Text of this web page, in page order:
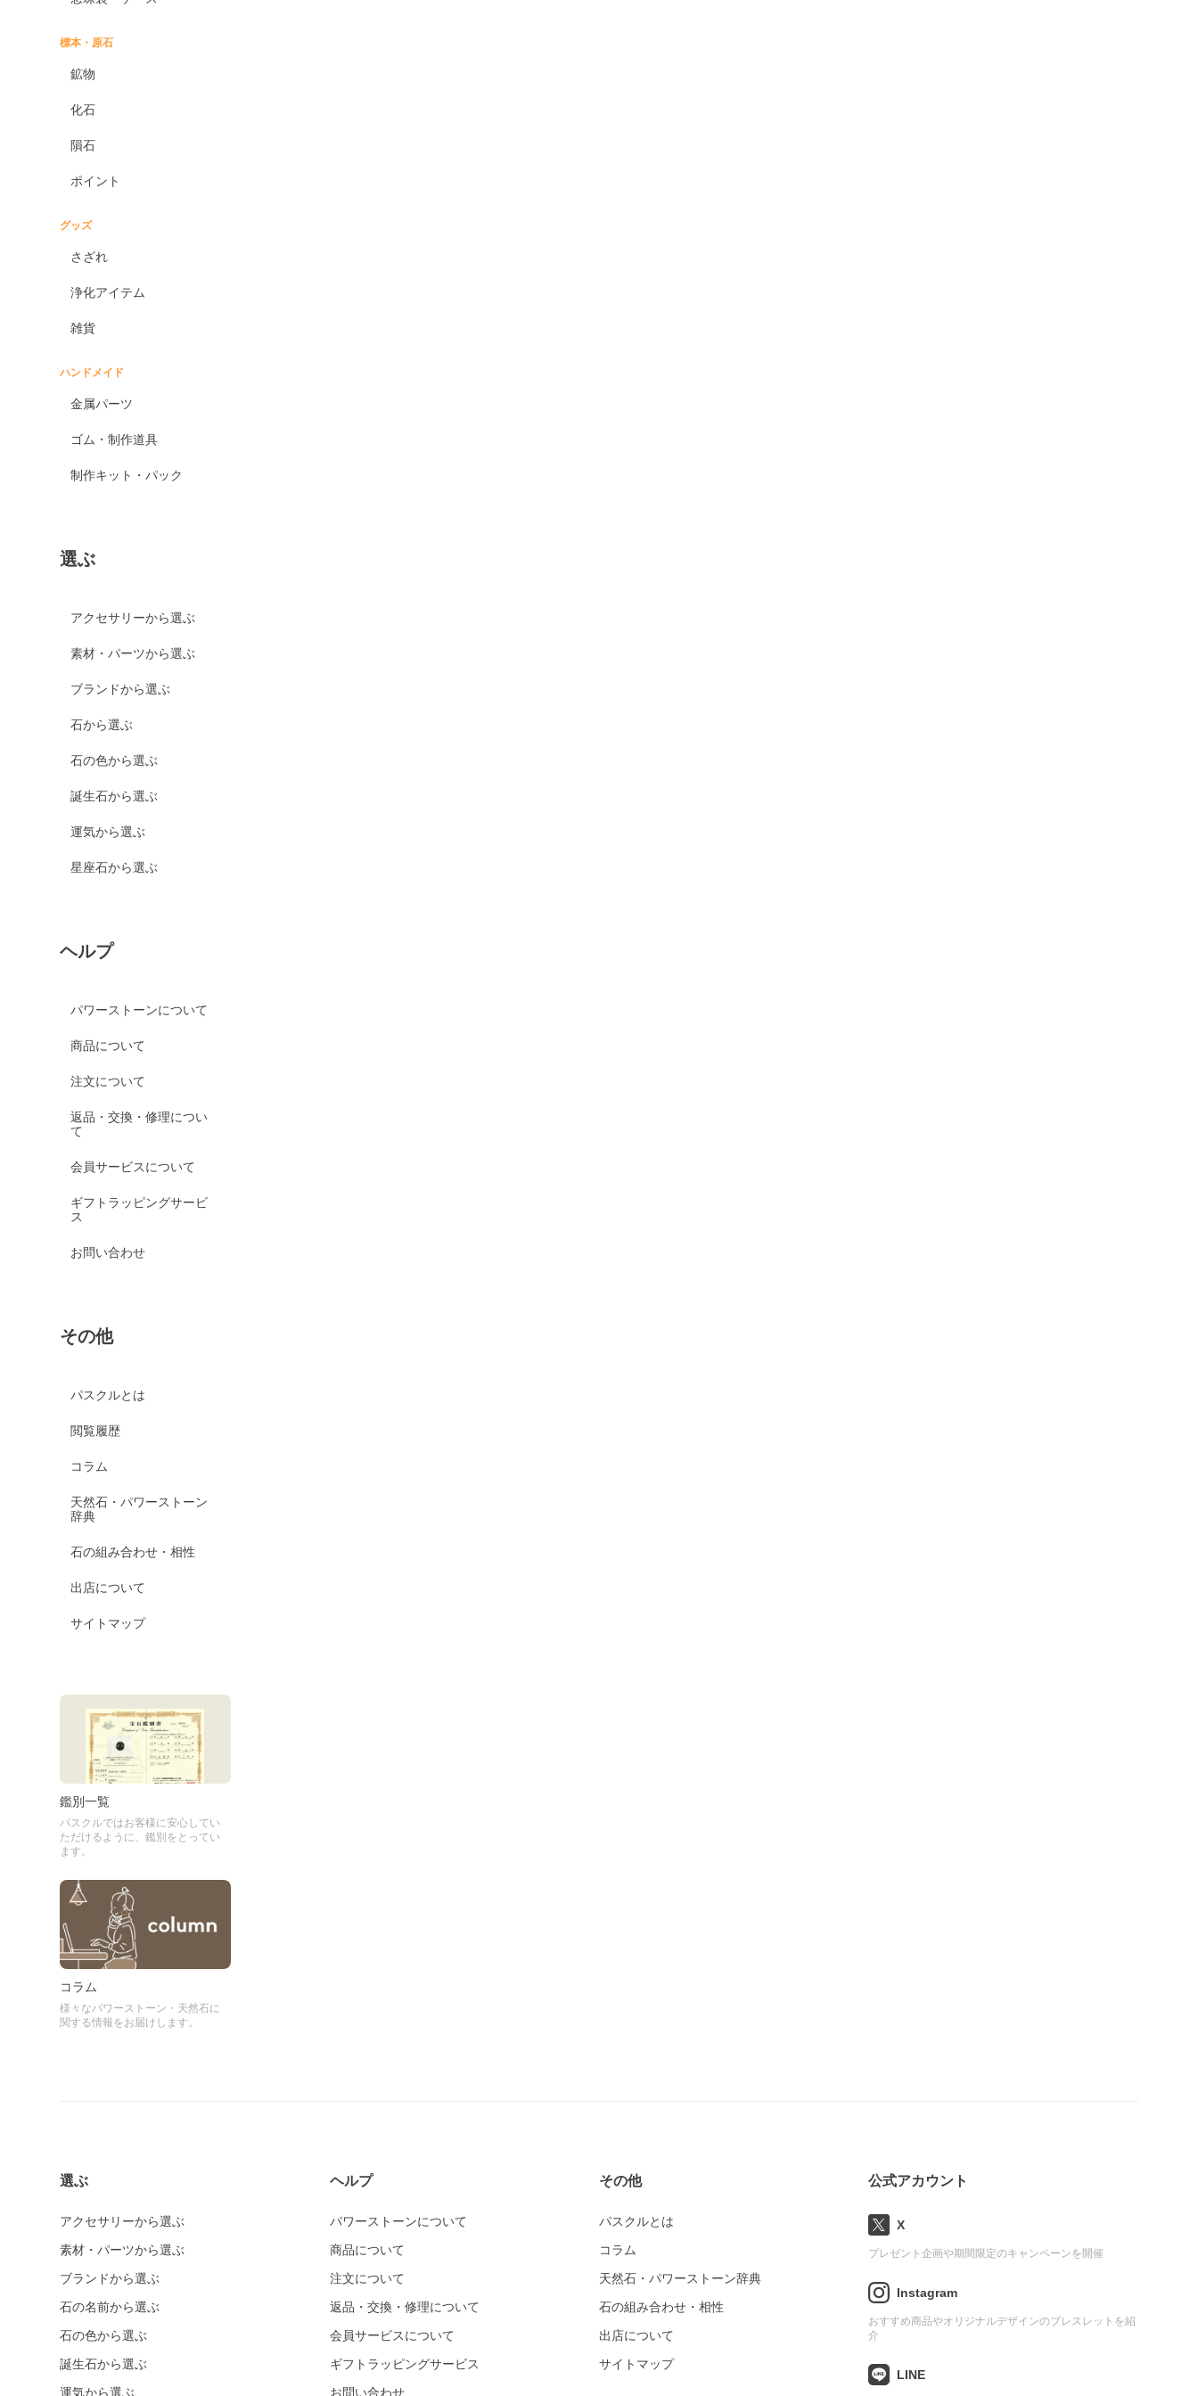
標本・原石
鉱物
化石
隕石
ポイント
グッズ
さざれ
浄化アイテム
雑貨
ハンドメイド
金属パーツ
ゴム・制作道具
制作キット・パック
選ぶ
アクセサリーから選ぶ
素材・パーツから選ぶ
ブランドから選ぶ
石から選ぶ
石の色から選ぶ
誕生石から選ぶ
運気から選ぶ
星座石から選ぶ
ヘルプ
パワーストーンについて
商品について
注文について
返品・交換・修理につい
て
会員サービスについて
ギフトラッピングサービ
ス
お問い合わせ
その他
パスクルとは
閲覧履歴
コラム
天然石・パワーストーン
辞典
石の組み合わせ・相性
出店について
サイトマップ
鑑別一覧
パスクルではお客様に安心してい
ただけるように、鑑別をとってい
ます。
コラム
様々なパワーストーン・天然石に
関する情報をお届けします。
選ぶ
アクセサリーから選ぶ
素材・パーツから選ぶ
ブランドから選ぶ
石の名前から選ぶ
石の色から選ぶ
誕生石から選ぶ
運気から選ぶ
ヘルプ
パワーストーンについて
商品について
注文について
返品・交換・修理について
会員サービスについて
ギフトラッピングサービス
お問い合わせ
その他
パスクルとは
コラム
天然石・パワーストーン辞典
石の組み合わせ・相性
出店について
サイトマップ
公式アカウント
X
プレゼント企画や期間限定のキャンペーンを開催
Instagram
おすすめ商品やオリジナルデザインのブレスレットを紹
介
LINE